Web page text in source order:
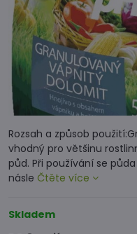
Rozsah a způsob
vhodný pro většinu
půd. Při používání se
násle Čtěte více
Skladem